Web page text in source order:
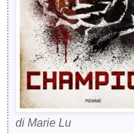
di Marie Lu